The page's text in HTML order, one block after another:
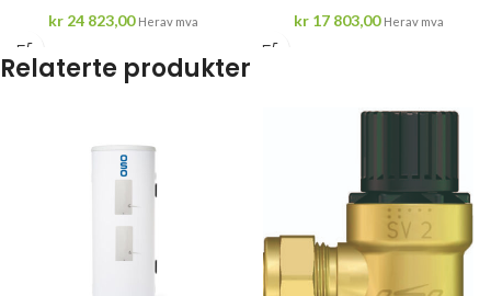
kr24 823,00 Herav mva kr17 803,00 Herav mva
Relaterte produkter